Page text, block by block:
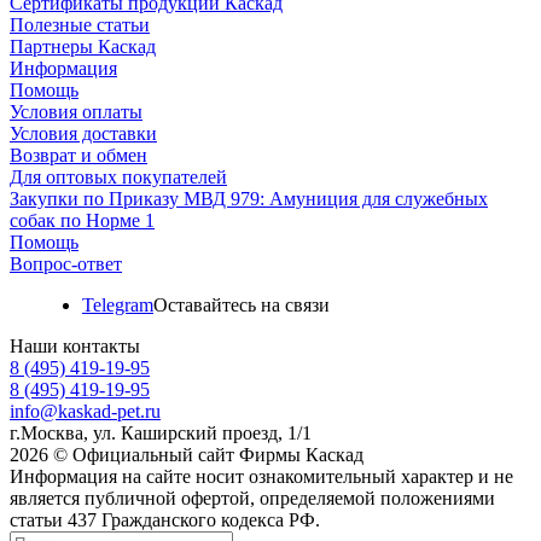
Полезные статьи
Партнеры Каскад
Информация
Помощь
Условия оплаты
Условия доставки
Возврат и обмен
Для оптовых покупателей
Закупки по Приказу МВД 979: Амуниция для служебных
собак по Норме 1
Помощь
Вопрос-ответ
TelegramОставайтесь на связи
Наши контакты
8 (495) 419-19-95
8 (495) 419-19-95
info@kaskad-pet.ru
г.Москва, ул. Каширский проезд, 1/1
2026 © Официальный сайт Фирмы Каскад
Информация на сайте носит ознакомительный характер и не
является публичной офертой, определяемой положениями
статьи 437 Гражданского кодекса РФ.